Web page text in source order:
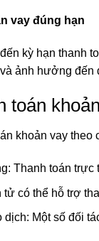
vay đúng hạn
kỳ hạn thanh
ảnh hưởng đến
toán
khoản vay
Thanh toán trực
có thể hỗ trợ
Một số đối